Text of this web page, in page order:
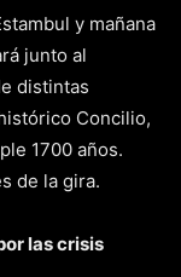
y mañana
junto al
distintas
Concilio,
1700 años.
de la gira.
las crisis